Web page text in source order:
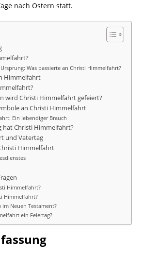
nach Ostern statt.
Was passierte an Christi Himmelfahrt?
Himmelfahrt
wird Christi Himmelfahrt gefeiert?
an Christi Himmelfahrt
Ein lebendiger Brauch
hat Christi Himmelfahrt?
und Vatertag
Himmelfahrt
Himmelfahrt?
Himmelfahrt?
im Neuen Testament?
ein Feiertag?